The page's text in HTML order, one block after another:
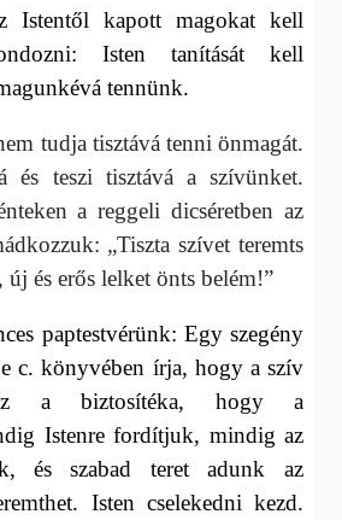
Istentől kapott magokat kell
Isten tanítását kell
tennünk.
tudja tisztává tenni önmagát.
és teszi tisztává a szívünket.
a reggeli dicséretben az
„Tiszta szívet teremts
új és erős lelket önts belém!”
paptestvérünk: Egy szegény
c. könyvében írja, hogy a szív
az a biztosítéka, hogy a
Istenre fordítjuk, mindig az
és szabad teret adunk az
Isten cselekedni kezd.